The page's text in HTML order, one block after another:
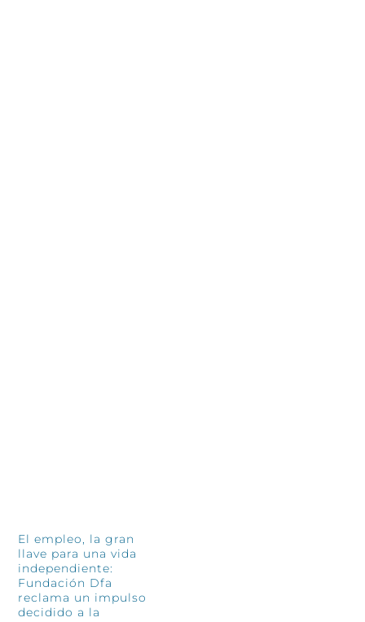
El empleo, la gran
llave para una vida
independiente:
Fundación Dfa
reclama un impulso
decidido a la